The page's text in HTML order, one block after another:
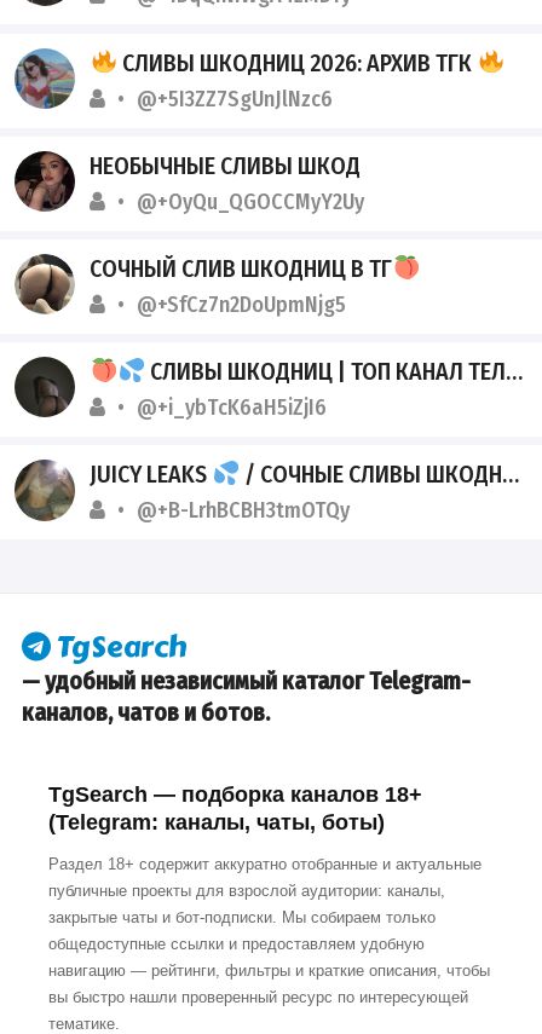
СЛИВЫ ШКОДНИЦ 2026: АРХИВ ТГК
@+5I3ZZ7SgUnJlNzc6
НЕОБЫЧНЫЕ СЛИВЫ ШКОД
@+OyQu_QGOCCMyY2Uy
СОЧНЫЙ СЛИВ ШКОДНИЦ В ТГ
@+SfCz7n2DoUpmNjg5
СЛИВЫ ШКОДНИЦ | ТОП КАНАЛ ТЕЛЕГРАМ
@+i_ybTcK6aH5iZjI6
JUICY LEAKS / СОЧНЫЕ СЛИВЫ ШКОДНИЦ
@+B-LrhBCBH3tmOTQy
— удобный независимый каталог Telegram-
каналов, чатов и ботов.
TgSearch — подборка каналов 18+
(Telegram: каналы, чаты, боты)
Раздел 18+ содержит аккуратно отобранные и актуальные
публичные проекты для взрослой аудитории: каналы,
закрытые чаты и бот-подписки. Мы собираем только
общедоступные ссылки и предоставляем удобную
навигацию — рейтинги, фильтры и краткие описания, чтобы
вы быстро нашли проверенный ресурс по интересующей
тематике.